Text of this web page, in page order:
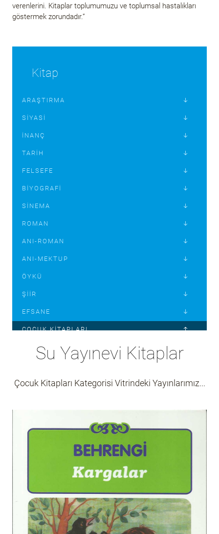
verenlerini. Kitaplar toplumumuzu ve toplumsal hastalıkları
göstermek zorundadır.”
Kitap
ARAŞTIRMA
SIYASI
İNANÇ
TARIH
FELSEFE
BIYOGRAFI
SINEMA
ROMAN
ANI-ROMAN
ANI-MEKTUP
ÖYKÜ
ŞIIR
EFSANE
ÇOCUK KITAPLARI
SAMED BEHRENGI TOPLU MASALLAR
BU TOPRAĞIN MASALLARI
KARGALAR
KIŞISEL GELIŞIM
Su Yayınevi Kitaplar
Çocuk Kitapları Kategorisi Vitrindeki Yayınlarımız...